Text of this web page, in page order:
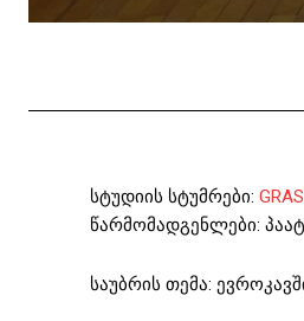
სტუდიის სტუმრები:
წარმომადგენლები:
საუბრის თემა: